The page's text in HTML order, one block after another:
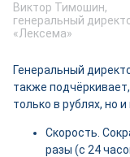
Виктор Тимошин,
генеральный
«Лексема»
Генеральный
также
только в рублях, но
Скорость.
разы (с 24